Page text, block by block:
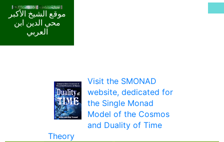
موقع الشيخ الأكبر
محي الدين ابن
العربي
Visit the SMONAD
website, dedicated for
the Single Monad
Model of the Cosmos
and Duality of Time
Theory